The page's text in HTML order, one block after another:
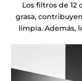
Los filtros de 12
grasa,
limpia. Además,